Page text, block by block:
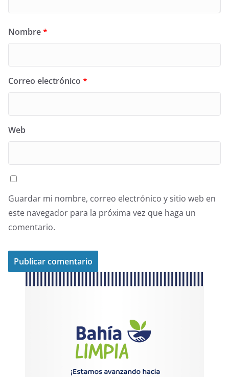
Nombre*
Correo electrónico *
Web
Guardar mi nombre, correo electrónico y sitio web en
este navegador para la próxima vez que haga un
comentario.